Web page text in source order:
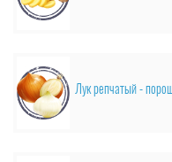
Лук репчатый -